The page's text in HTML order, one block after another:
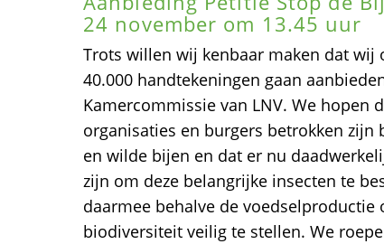
24 november om 13.45 uur
Trots willen wij kenbaar maken dat wij
40.000 handtekeningen gaan
Kamercommissie van LNV. We hopen
organisaties en burgers betrokken
en wilde bijen en dat er nu
zijn om deze belangrijke insecten te
daarmee behalve de voedselproductie
biodiversiteit veilig te stellen. We